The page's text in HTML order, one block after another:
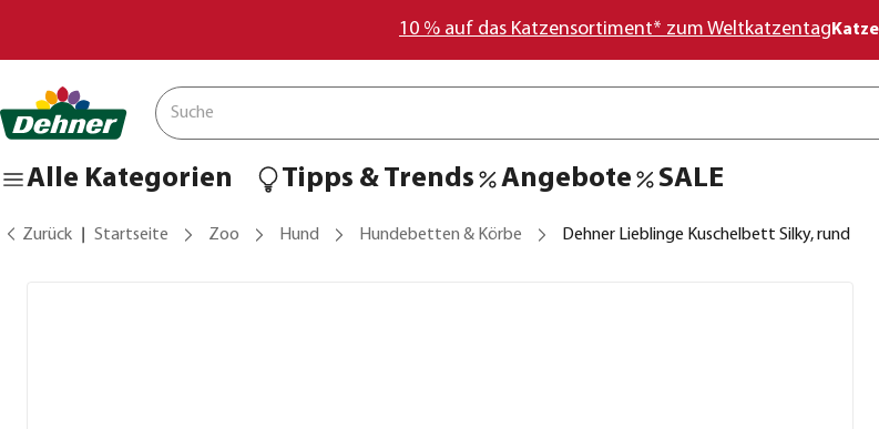
10 % auf das Katzensortiment* zum Weltkatzentag
Alle Kategorien Tipps & Trends Angebote SALE
Zurück Startseite Zoo Hund Hundebetten & Körbe Dehner Lieblinge Kuschelbett Silky, rund